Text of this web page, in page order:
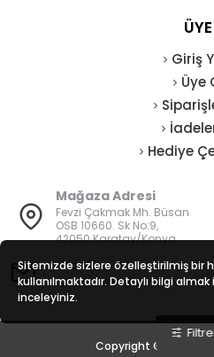
ÜYE
Giriş
Üye
Hediye
Mağaza Adresi
Fevzi Çakmak Mh. Büsan
OSB 10660. Sk No:9,
42050 Karatay/Konya
E-Posta
bilgi@vatanisguvenligi.com
Copyright © 2026 -
Sitemizde sizlere özelleştirilmiş bir
kullanılmaktadır. Detaylı bilgi almak
inceleyiniz.